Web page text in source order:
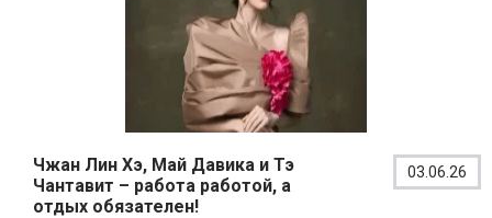
Чжан Лин Хэ, Май Давика и Тэ
Чантавит – работа работой, а
отдых обязателен!
03.06.26